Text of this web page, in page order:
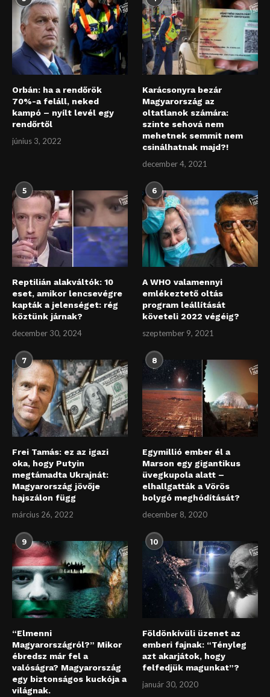
Orbán: ha a rendőrök
70%-a feláll, neked
kampó – nyílt levél egy
rendőrtől
június 3, 2022
Karácsonyra bezár
Magyarország az
oltatlanok számára:
szinte sehová nem
mehetnek semmit nem
csinálhatnak majd?!
december 4, 2021
5
Reptilián alakváltók: 10
eset, amikor lencsevégre
kapták a jelenséget: rég
köztünk járnak?
december 30, 2024
6
A WHO valamennyi
emlékeztető oltás
program leállítását
követeli 2022 végéig?
szeptember 9, 2021
7
Frei Tamás: ez az igazi
oka, hogy Putyin
megtámadta Ukrajnát:
Magyarország jövője
hajszálon függ
március 26, 2022
8
Egymillió ember él a
Marson egy gigantikus
üvegkupola alatt –
elhallgatták a Vörös
bolygó meghódítását?
december 8, 2020
9
“Elmenni
Magyarországról?” Mikor
ébredsz már fel a
valóságra? Magyarország
egy biztonságos kuckója a
világnak.
10
Földönkívüli üzenet az
emberi fajnak: “Tényleg
azt akarjátok, hogy
felfedjük magunkat”?
január 30, 2020